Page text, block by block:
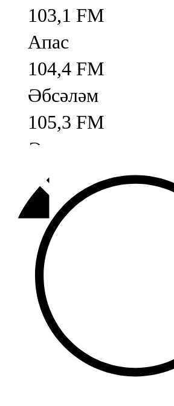
103,1 FM
Апас
104,4 FM
Әбсәләм
105,3 FM
Әлмәт
92,9 FM
Базарлы матак
107,1 FM
Балык бистәсе
104,9 FM
Баулы
107,5 FM
Биләр